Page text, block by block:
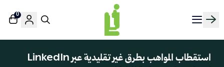
منصة لينك إن | Linkin.sa
0
استقطاب المواهب بطرق غير تقليدية عبر LinkedIn